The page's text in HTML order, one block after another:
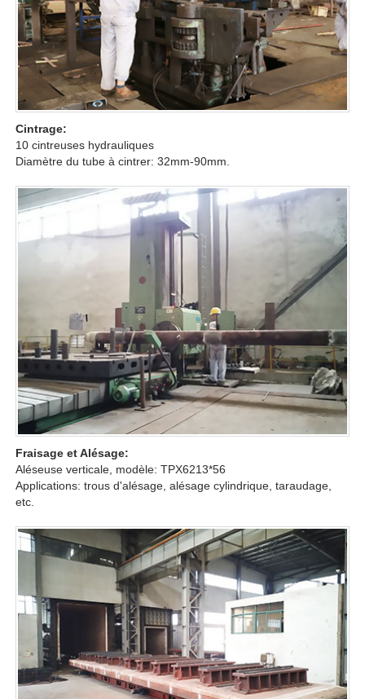
Cintrage:
10 cintreuses hydrauliques
Diamètre du tube à cintrer: 32mm-90mm.
Fraisage et Alésage:
Aléseuse verticale, modèle: TPX6213*56
Applications: trous d'alésage, alésage cylindrique, taraudage,
etc.